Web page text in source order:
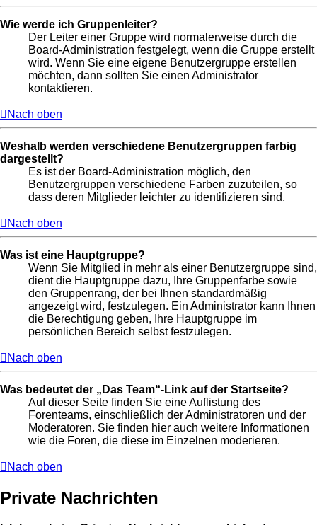
Wie werde ich Gruppenleiter?
Der Leiter einer Gruppe wird normalerweise durch die
Board-Administration festgelegt, wenn die Gruppe erstellt
wird. Wenn Sie eine eigene Benutzergruppe erstellen
möchten, dann sollten Sie einen Administrator
kontaktieren.
Nach oben
Weshalb werden verschiedene Benutzergruppen farbig
dargestellt?
Es ist der Board-Administration möglich, den
Benutzergruppen verschiedene Farben zuzuteilen, so
dass deren Mitglieder leichter zu identifizieren sind.
Nach oben
Was ist eine Hauptgruppe?
Wenn Sie Mitglied in mehr als einer Benutzergruppe sind,
dient die Hauptgruppe dazu, Ihre Gruppenfarbe sowie
den Gruppenrang, der bei Ihnen standardmäßig
angezeigt wird, festzulegen. Ein Administrator kann Ihnen
die Berechtigung geben, Ihre Hauptgruppe im
persönlichen Bereich selbst festzulegen.
Nach oben
Was bedeutet der „Das Team“-Link auf der Startseite?
Auf dieser Seite finden Sie eine Auflistung des
Forenteams, einschließlich der Administratoren und der
Moderatoren. Sie finden hier auch weitere Informationen
wie die Foren, die diese im Einzelnen moderieren.
Nach oben
Private Nachrichten